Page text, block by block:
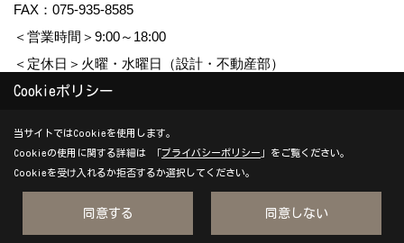
FAX：075-935-8585
＜営業時間＞9:00～18:00
＜定休日＞火曜・水曜日（設計・不動産部）
Copyright (c) housesupport. All Rights Reserved.
Produced byゴデスクリエイト
Cookieポリシー
当サイトではCookieを使用します。
Cookieの使用に関する詳細は 「プライバシーポリシー 」をご覧ください。
Cookieを受け入れるか拒否するか選択してください。
同意する 同意しない